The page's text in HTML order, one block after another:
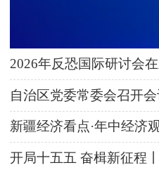
2026年反恐国际研讨会
自治区党委常委会召开会
新疆经济看点·年中经济
开局十五五 奋楫新征程